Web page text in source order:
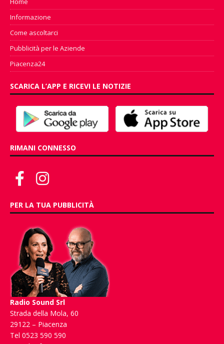
Informazione
Come ascoltarci
Pubblicità per le Aziende
Piacenza24
SCARICA L’APP E RICEVI LE NOTIZIE
RIMANI CONNESSO
PER LA TUA PUBBLICITÀ
Radio Sound Srl
Strada della Mola, 60
29122 – Piacenza
Tel 0523 590 590